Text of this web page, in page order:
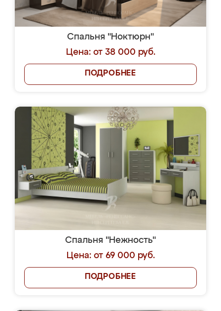
Спальня "Ноктюрн"
Цена: от 38 000 руб.
ПОДРОБНЕЕ
Спальня "Нежность"
Цена: от 69 000 руб.
ПОДРОБНЕЕ